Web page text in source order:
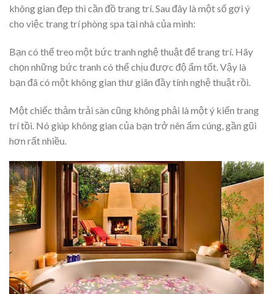
không gian đẹp thì cần đồ trang trí. Sau đây là một số gợi ý
cho việc trang trí phòng spa tại nhà của mình:
Bạn có thể treo một bức tranh nghệ thuật để trang trí. Hãy
chọn những bức tranh có thể chịu được độ ẩm tốt. Vậy là
bạn đã có một không gian thư giãn đầy tính nghệ thuật rồi.
Một chiếc thảm trải sàn cũng không phải là một ý kiến trang
trí tồi. Nó giúp không gian của bạn trở nên ấm cúng, gần gũi
hơn rất nhiều.